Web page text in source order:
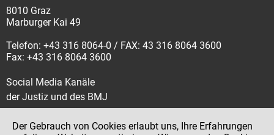
8010 Graz
Marburger Kai 49
Telefon: +43 316 8064-0 / FAX: 43 316 8064 3600
Fax: +43 316 8064 3600
Social Media Kanäle
der Justiz und des BMJ
Der Gebrauch von Cookies erlaubt uns, Ihre Erfahrungen